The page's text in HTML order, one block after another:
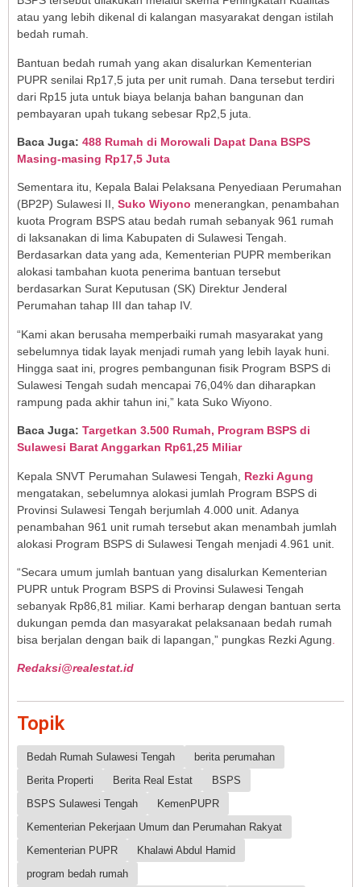
atau yang lebih dikenal di kalangan masyarakat dengan istilah
bedah rumah.
Bantuan bedah rumah yang akan disalurkan Kementerian
PUPR senilai Rp17,5 juta per unit rumah. Dana tersebut terdiri
dari Rp15 juta untuk biaya belanja bahan bangunan dan
pembayaran upah tukang sebesar Rp2,5 juta.
Baca Juga: 488 Rumah di Morowali Dapat Dana BSPS
Masing-masing Rp17,5 Juta
Sementara itu, Kepala Balai Pelaksana Penyediaan Perumahan
(BP2P) Sulawesi II, Suko Wiyono menerangkan, penambahan
kuota Program BSPS atau bedah rumah sebanyak 961 rumah
di laksanakan di lima Kabupaten di Sulawesi Tengah.
Berdasarkan data yang ada, Kementerian PUPR memberikan
alokasi tambahan kuota penerima bantuan tersebut
berdasarkan Surat Keputusan (SK) Direktur Jenderal
Perumahan tahap III dan tahap IV.
“Kami akan berusaha memperbaiki rumah masyarakat yang
sebelumnya tidak layak menjadi rumah yang lebih layak huni.
Hingga saat ini, progres pembangunan fisik Program BSPS di
Sulawesi Tengah sudah mencapai 76,04% dan diharapkan
rampung pada akhir tahun ini,” kata Suko Wiyono.
Baca Juga: Targetkan 3.500 Rumah, Program BSPS di
Sulawesi Barat Anggarkan Rp61,25 Miliar
Kepala SNVT Perumahan Sulawesi Tengah, Rezki Agung
mengatakan, sebelumnya alokasi jumlah Program BSPS di
Provinsi Sulawesi Tengah berjumlah 4.000 unit. Adanya
penambahan 961 unit rumah tersebut akan menambah jumlah
alokasi Program BSPS di Sulawesi Tengah menjadi 4.961 unit.
“Secara umum jumlah bantuan yang disalurkan Kementerian
PUPR untuk Program BSPS di Provinsi Sulawesi Tengah
sebanyak Rp86,81 miliar. Kami berharap dengan bantuan serta
dukungan pemda dan masyarakat pelaksanaan bedah rumah
bisa berjalan dengan baik di lapangan,” pungkas Rezki Agung
Redaksi@realestat.id
Topik
Bedah Rumah Sulawesi Tengah
berita perumahan
Berita Properti
Berita Real Estat
BSPS
BSPS Sulawesi Tengah
KemenPUPR
Kementerian Pekerjaan Umum dan Perumahan Rakyat
Kementerian PUPR
Khalawi Abdul Hamid
program bedah rumah